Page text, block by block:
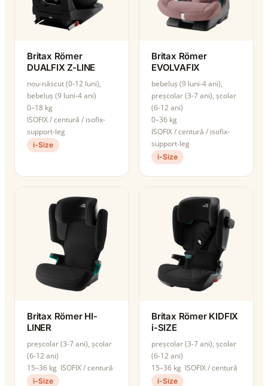
Britax Römer
DUALFIX Z-LINE
nou-născut (0-12 luni),
bebeluș (9 luni-4 ani)
0–18 kg
ISOFIX / centură / isofix-
support-leg
i-Size
Britax Römer
EVOLVAFIX
bebeluș (9 luni-4 ani),
preșcolar (3-7 ani), școlar
(6-12 ani)
0–36 kg
ISOFIX / centură / isofix-
support-leg
i-Size
Britax Römer HI-
LINER
preșcolar (3-7 ani), școlar
(6-12 ani)
15–36 kg ISOFIX / centură
i-Size
Britax Römer KIDFIX
i-SIZE
preșcolar (3-7 ani), școlar
(6-12 ani)
15–36 kg ISOFIX / centură
i-Size